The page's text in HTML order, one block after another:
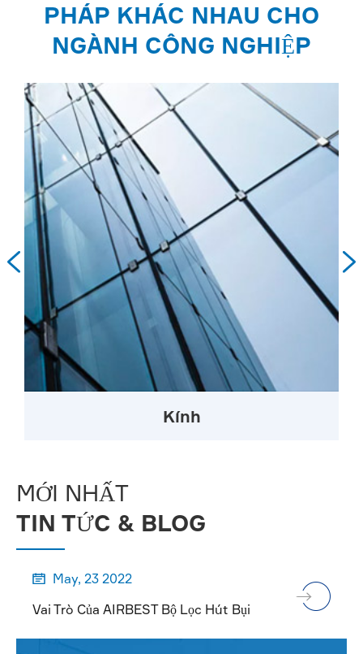
PHÁP KHÁC NHAU CHO
NGÀNH CÔNG NGHIỆP
Kính
 
MỚI NHẤT
TIN TỨC & BLOG

May, 23 2022
Vai Trò Của AIRBEST Bộ Lọc Hút Bụi